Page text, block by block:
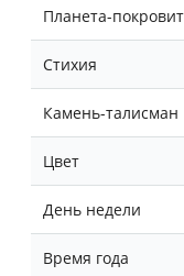
Планета-
Стихия
Камень-талисман
Цвет
День недели
Время года